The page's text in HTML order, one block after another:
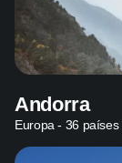
Andorra
Europa - 36 países